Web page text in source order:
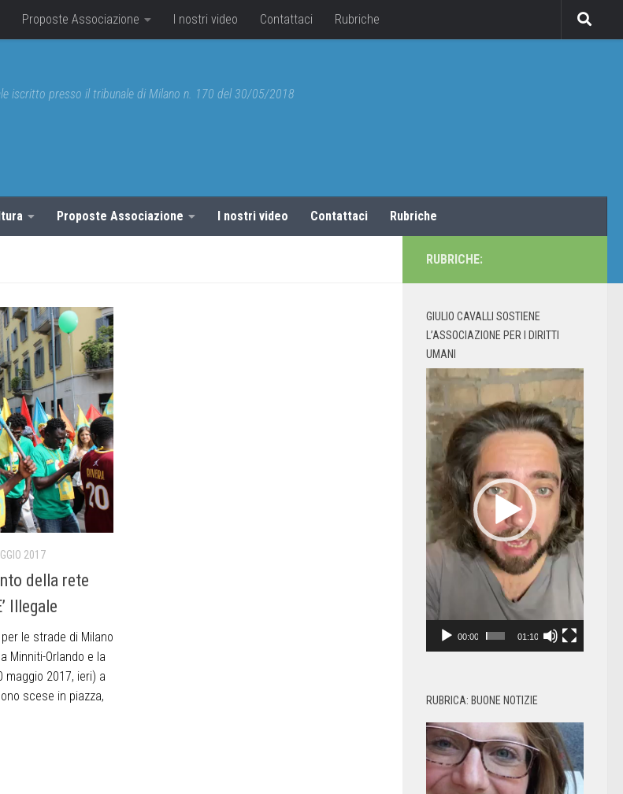
Proposte Associazione I nostri video Contattaci Rubriche
iscritto presso il tribunale di Milano n. 170 del 30/05/2018
Proposte Associazione I nostri video Contattaci Rubriche
2017
della rete
Illegale
le strade di Milano
Minniti-Orlando e la
maggio 2017, ieri) a
scese in piazza,
RUBRICHE:
GIULIO CAVALLI SOSTIENE
L’ASSOCIAZIONE PER I DIRITTI
UMANI
Video
Player
00:00 01:10
RUBRICA: BUONE NOTIZIE